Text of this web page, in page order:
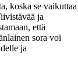
koska se vaikuttaa
ja
että
sora voi
ja